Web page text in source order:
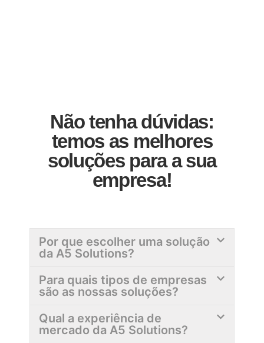
Não tenha dúvidas:
temos as melhores
soluções para a sua
empresa!
Por que escolher uma solução
da A5 Solutions?
Para quais tipos de empresas
são as nossas soluções?
Qual a experiência de
mercado da A5 Solutions?